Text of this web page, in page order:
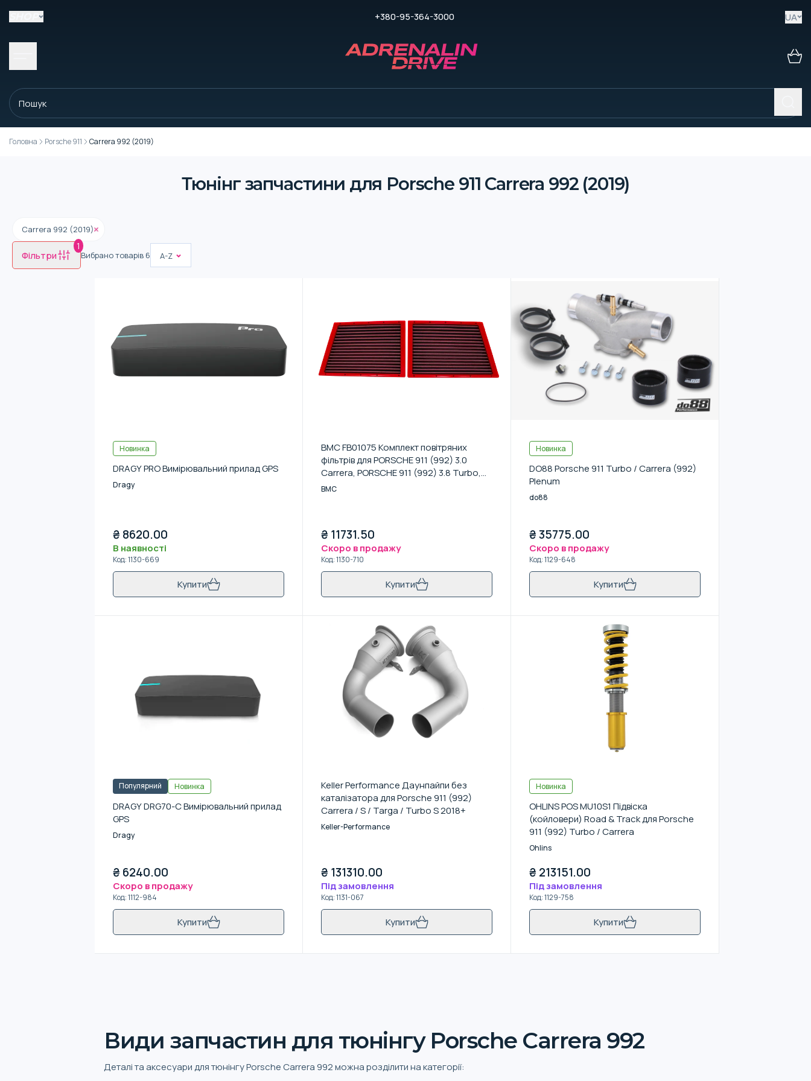
+380-95-364-3000 UA
Головна Porsche 911 Carrera 992 (2019)
Тюнінг запчастини для Porsche 911 Carrera 992 (2019)
Carrera 992 (2019)
Фільтри
1
Вибрано товарів 6 A-Z
Новинка
DRAGY PRO Вимірювальний прилад GPS
Dragy
₴ 8620.00
В наявності
Код:1130-669
Купити
BMC FB01075 Комплект повітряних
фільтрів для PORSCHE 911 (992) 3.0
Carrera, PORSCHE 911 (992) 3.8 Turbo,
PORSCHE 911 (992) 3.8 Turbo S
BMC
₴ 11731.50
Скоро в продажу
Код:1130-710
Купити
Новинка
DO88 Porsche 911 Turbo / Carrera (992)
Plenum
do88
₴35775.00
Скоро в продажу
Код:1129-648
Купити
Популярний Новинка
DRAGY DRG70-C Вимірювальний прилад
GPS
Dragy
₴ 6240.00
Скоро в продажу
Код:1112-984
Купити
Keller Performance Даунпайпи без
каталізатора для Porsche 911 (992)
Carrera / S / Targa / Turbo S 2018+
Keller-Performance
₴ 131310.00
Під замовлення
Код:1131-067
Купити
Новинка
OHLINS POS MU10S1 Підвіска
(койловери) Road & Track для Porsche
911 (992) Turbo / Carrera
Ohlins
₴ 213151.00
Під замовлення
Код:1129-758
Купити
Види запчастин для тюнінгу Porsche Carrera 992
Деталі та аксесуари для тюнінгу Porsche Carrera 992 можна розділити на категорії: